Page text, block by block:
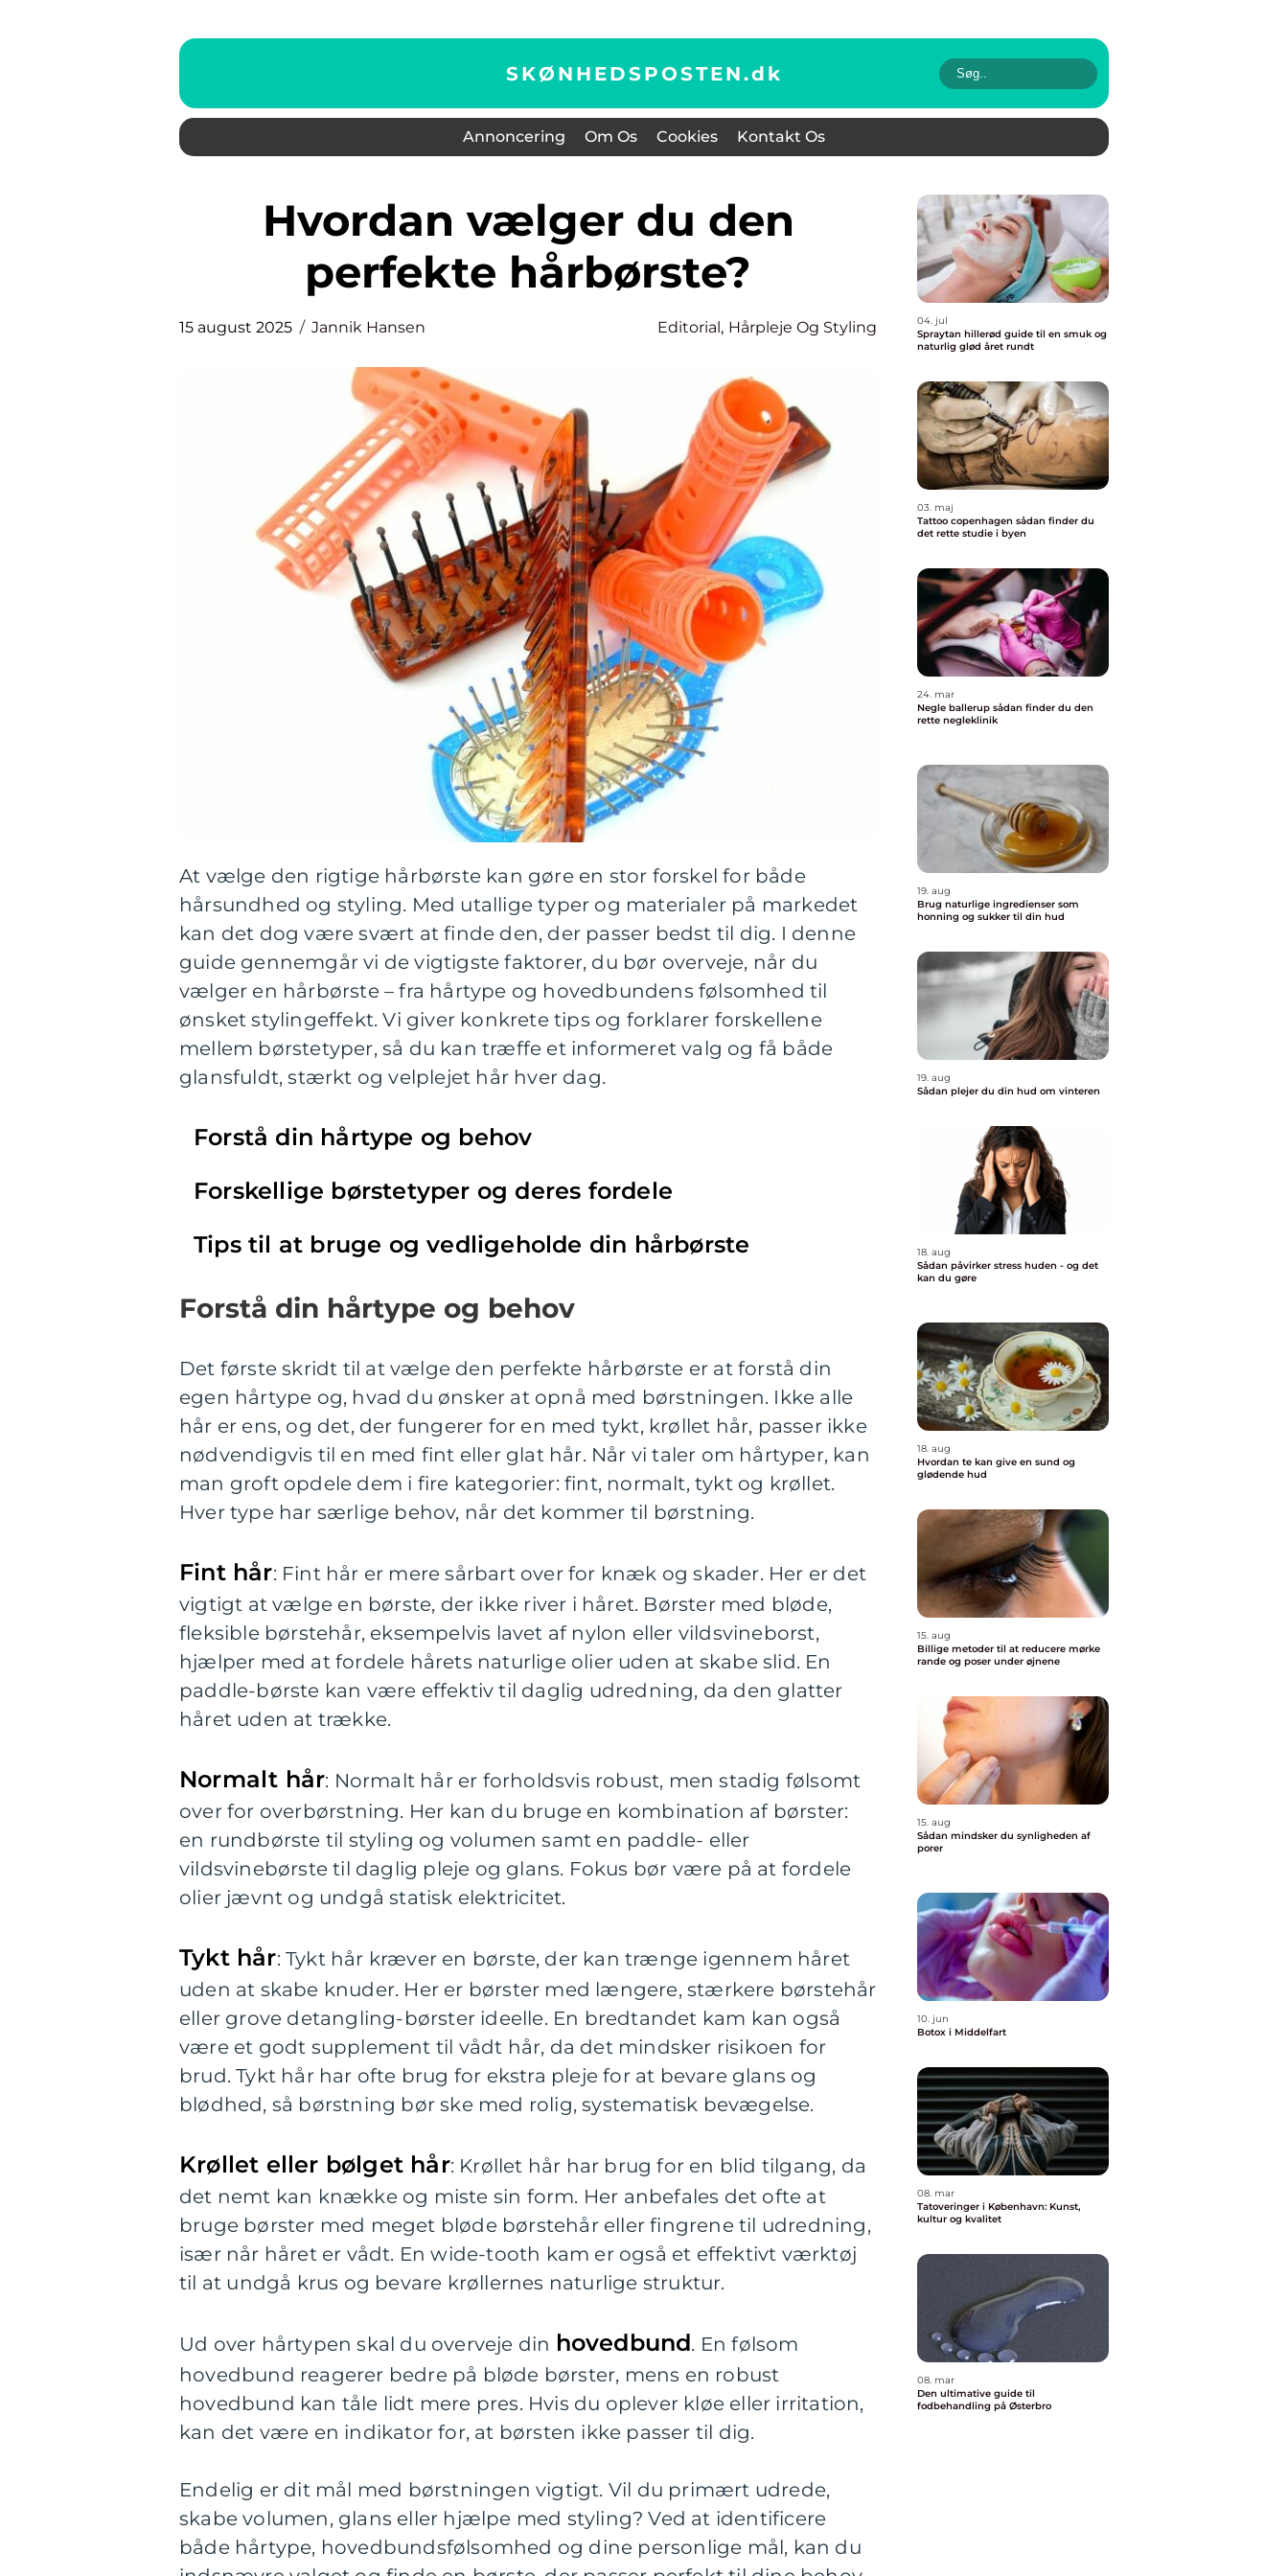
SKØNHEDSPOSTEN.dk
Annoncering Om Os Cookies Kontakt Os
Hvordan vælger du den
perfekte hårbørste?
15 august 2025 Jannik Hansen Editorial, Hårpleje Og Styling
At vælge den rigtige hårbørste kan gøre en stor forskel for både
hårsundhed og styling. Med utallige typer og materialer på markedet
kan det dog være svært at finde den, der passer bedst til dig. I denne
guide gennemgår vi de vigtigste faktorer, du bør overveje, når du
vælger en hårbørste – fra hårtype og hovedbundens følsomhed til
ønsket stylingeffekt. Vi giver konkrete tips og forklarer forskellene
mellem børstetyper, så du kan træffe et informeret valg og få både
glansfuldt, stærkt og velplejet hår hver dag.
Forstå din hårtype og behov
Forskellige børstetyper og deres fordele
Tips til at bruge og vedligeholde din hårbørste
Forstå din hårtype og behov
Det første skridt til at vælge den perfekte hårbørste er at forstå din
egen hårtype og, hvad du ønsker at opnå med børstningen. Ikke alle
hår er ens, og det, der fungerer for en med tykt, krøllet hår, passer ikke
nødvendigvis til en med fint eller glat hår. Når vi taler om hårtyper, kan
man groft opdele dem i fire kategorier: fint, normalt, tykt og krøllet.
Hver type har særlige behov, når det kommer til børstning.
Fint hår: Fint hår er mere sårbart over for knæk og skader. Her er det
vigtigt at vælge en børste, der ikke river i håret. Børster med bløde,
fleksible børstehår, eksempelvis lavet af nylon eller vildsvineborst,
hjælper med at fordele hårets naturlige olier uden at skabe slid. En
paddle-børste kan være effektiv til daglig udredning, da den glatter
håret uden at trække.
Normalt hår: Normalt hår er forholdsvis robust, men stadig følsomt
over for overbørstning. Her kan du bruge en kombination af børster:
en rundbørste til styling og volumen samt en paddle- eller
vildsvinebørste til daglig pleje og glans. Fokus bør være på at fordele
olier jævnt og undgå statisk elektricitet.
Tykt hår: Tykt hår kræver en børste, der kan trænge igennem håret
uden at skabe knuder. Her er børster med længere, stærkere børstehår
eller grove detangling-børster ideelle. En bredtandet kam kan også
være et godt supplement til vådt hår, da det mindsker risikoen for
brud. Tykt hår har ofte brug for ekstra pleje for at bevare glans og
blødhed, så børstning bør ske med rolig, systematisk bevægelse.
Krøllet eller bølget hår: Krøllet hår har brug for en blid tilgang, da
det nemt kan knække og miste sin form. Her anbefales det ofte at
bruge børster med meget bløde børstehår eller fingrene til udredning,
især når håret er vådt. En wide-tooth kam er også et effektivt værktøj
til at undgå krus og bevare krøllernes naturlige struktur.
Ud over hårtypen skal du overveje din hovedbund. En følsom
hovedbund reagerer bedre på bløde børster, mens en robust
hovedbund kan tåle lidt mere pres. Hvis du oplever kløe eller irritation,
kan det være en indikator for, at børsten ikke passer til dig.
Endelig er dit mål med børstningen vigtigt. Vil du primært udrede,
skabe volumen, glans eller hjælpe med styling? Ved at identificere
både hårtype, hovedbundsfølsomhed og dine personlige mål, kan du
04. jul
Spraytan hillerød guide til en smuk og
naturlig glød året rundt
03. maj
Tattoo copenhagen sådan finder du
det rette studie i byen
24. mar
Negle ballerup sådan finder du den
rette negleklinik
19. aug
Brug naturlige ingredienser som
honning og sukker til din hud
19. aug
Sådan plejer du din hud om vinteren
18. aug
Sådan påvirker stress huden - og det
kan du gøre
18. aug
Hvordan te kan give en sund og
glødende hud
15. aug
Billige metoder til at reducere mørke
rande og poser under øjnene
15. aug
Sådan mindsker du synligheden af
porer
10. jun
Botox i Middelfart
08. mar
Tatoveringer i København: Kunst,
kultur og kvalitet
08. mar
Den ultimative guide til
fodbehandling på Østerbro